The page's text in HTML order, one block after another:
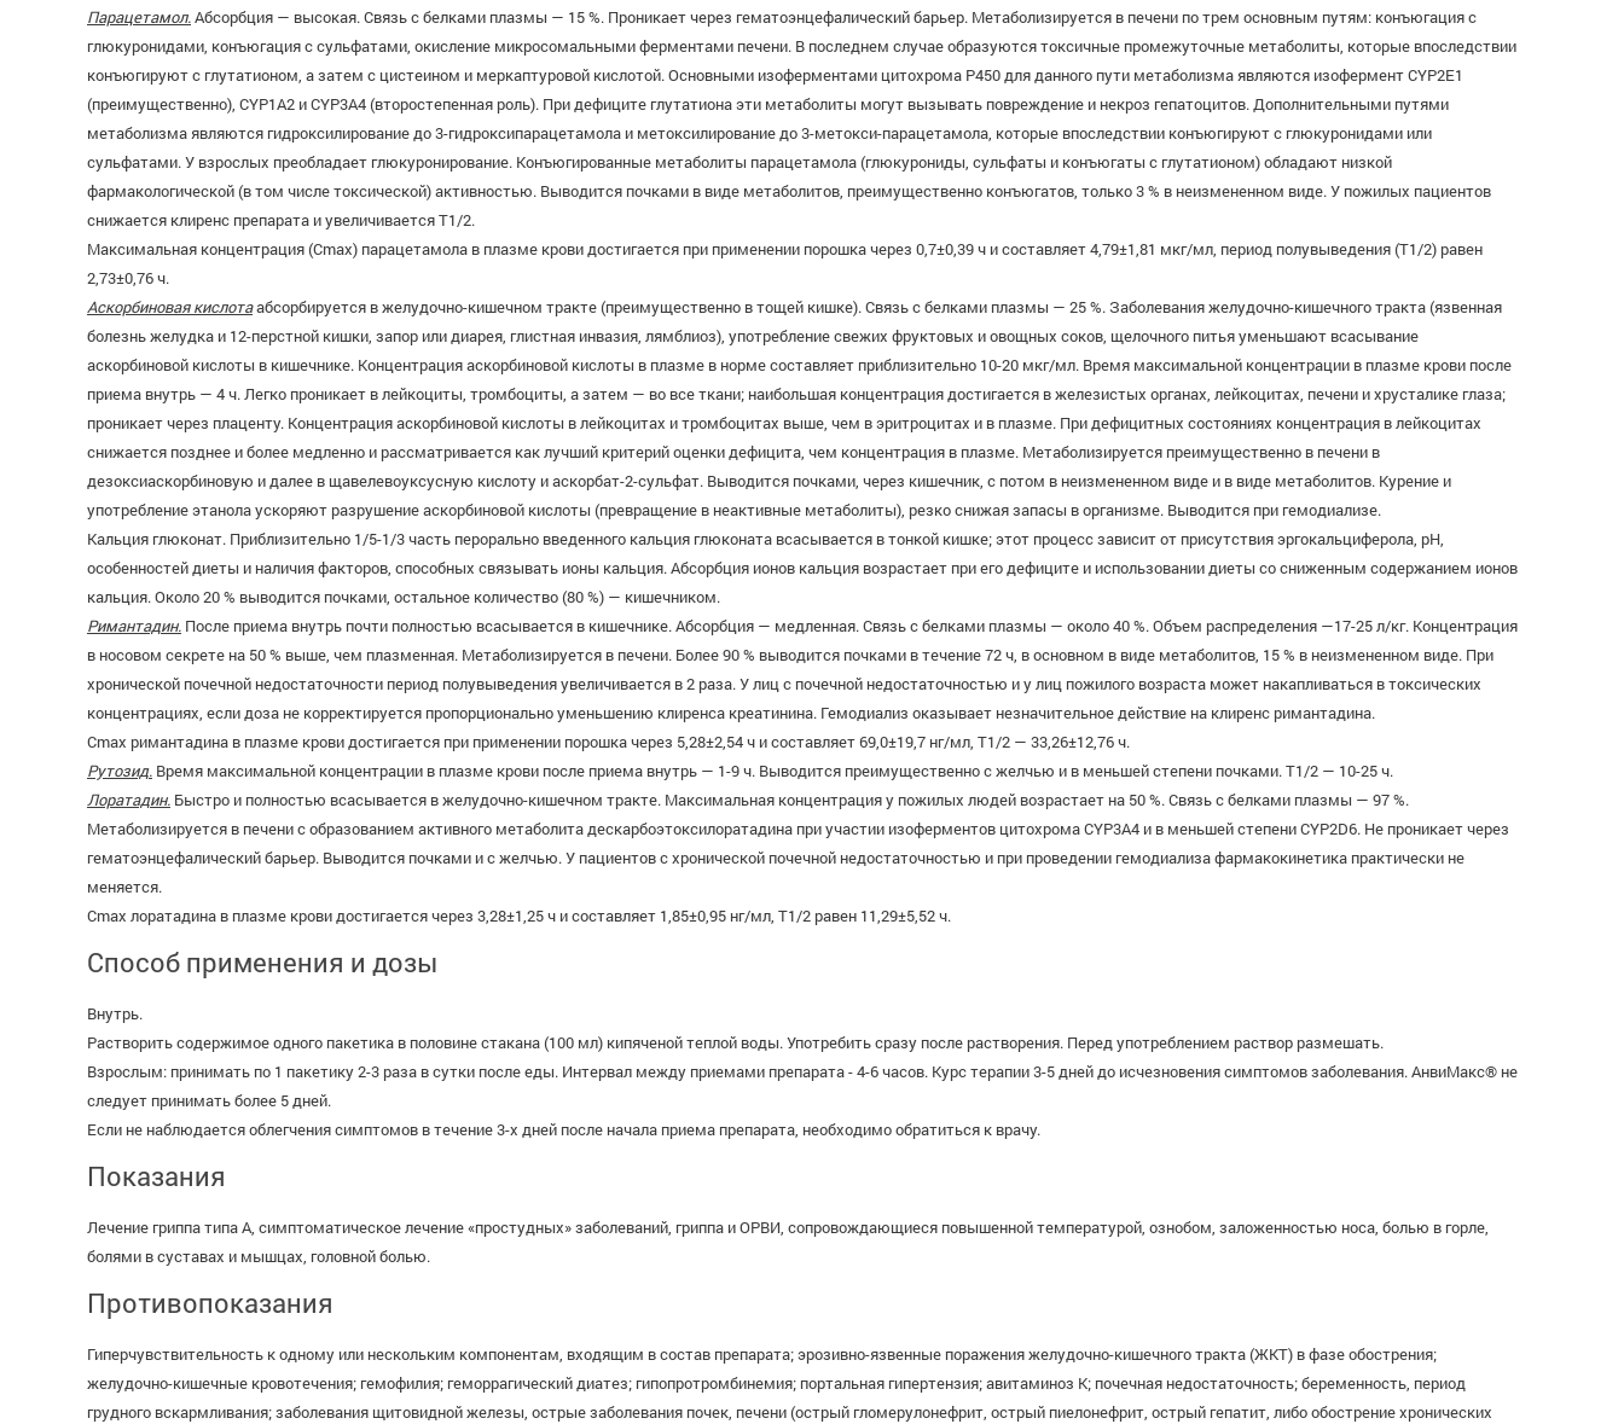
Парацетамол.Абсорбция — высокая. Связь с белками плазмы — 15 %. Проникает через гематоэнцефалический барьер. Метаболизируется в печени по трем основным путям: конъюгация с
глюкуронидами, конъюгация с сульфатами, окисление микросомальными ферментами печени. В последнем случае образуются токсичные промежуточные метаболиты, которые впоследствии
конъюгируют с глутатионом, а затем с цистеином и меркаптуровой кислотой. Основными изоферментами цитохрома Р450 для данного пути метаболизма являются изофермент CYP2E1
(преимущественно), CYP1A2 и CYP3A4 (второстепенная роль). При дефиците глутатиона эти метаболиты могут вызывать повреждение и некроз гепатоцитов. Дополнительными путями
метаболизма являются гидроксилирование до 3-гидроксипарацетамола и метоксилирование до 3-метокси-парацетамола, которые впоследствии конъюгируют с глюкуронидами или
сульфатами. У взрослых преобладает глюкуронирование. Конъюгированные метаболиты парацетамола (глюкурониды, сульфаты и конъюгаты с глутатионом) обладают низкой
фармакологической (в том числе токсической) активностью. Выводится почками в виде метаболитов, преимущественно конъюгатов, только 3 % в неизмененном виде. У пожилых пациентов
снижается клиренс препарата и увеличивается T1/2.
Максимальная концентрация (Cmax) парацетамола в плазме крови достигается при применении порошка через 0,7±0,39 ч и составляет 4,79±1,81 мкг/мл, период полувыведения (T1/2) равен
2,73±0,76 ч.
Аскорбиновая кислотаабсорбируется в желудочно-кишечном тракте (преимущественно в тощей кишке). Связь с белками плазмы — 25 %. Заболевания желудочно-кишечного тракта (язвенная
болезнь желудка и 12-перстной кишки, запор или диарея, глистная инвазия, лямблиоз), употребление свежих фруктовых и овощных соков, щелочного питья уменьшают всасывание
аскорбиновой кислоты в кишечнике. Концентрация аскорбиновой кислоты в плазме в норме составляет приблизительно 10-20 мкг/мл. Время максимальной концентрации в плазме крови после
приема внутрь — 4 ч. Легко проникает в лейкоциты, тромбоциты, а затем — во все ткани; наибольшая концентрация достигается в железистых органах, лейкоцитах, печени и хрусталике глаза;
проникает через плаценту. Концентрация аскорбиновой кислоты в лейкоцитах и тромбоцитах выше, чем в эритроцитах и в плазме. При дефицитных состояниях концентрация в лейкоцитах
снижается позднее и более медленно и рассматривается как лучший критерий оценки дефицита, чем концентрация в плазме. Метаболизируется преимущественно в печени в
дезоксиаскорбиновую и далее в щавелевоуксусную кислоту и аскорбат-2-сульфат. Выводится почками, через кишечник, с потом в неизмененном виде и в виде метаболитов. Курение и
употребление этанола ускоряют разрушение аскорбиновой кислоты (превращение в неактивные метаболиты), резко снижая запасы в организме. Выводится при гемодиализе.
Кальция глюконат. Приблизительно 1/5-1/3 часть перорально введенного кальция глюконата всасывается в тонкой кишке; этот процесс зависит от присутствия эргокальциферола, pH,
особенностей диеты и наличия факторов, способных связывать ионы кальция. Абсорбция ионов кальция возрастает при его дефиците и использовании диеты со сниженным содержанием ионов
кальция. Около 20 % выводится почками, остальное количество (80 %) — кишечником.
Римантадин. После приема внутрь почти полностью всасывается в кишечнике. Абсорбция — медленная. Связь с белками плазмы — около 40 %. Объем распределения —17-25 л/кг. Концентрация
в носовом секрете на 50 % выше, чем плазменная. Метаболизируется в печени. Более 90 % выводится почками в течение 72 ч, в основном в виде метаболитов, 15 % в неизмененном виде. При
хронической почечной недостаточности период полувыведения увеличивается в 2 раза. У лиц с почечной недостаточностью и у лиц пожилого возраста может накапливаться в токсических
концентрациях, если доза не корректируется пропорционально уменьшению клиренса креатинина. Гемодиализ оказывает незначительное действие на клиренс римантадина.
Cmax римантадина в плазме крови достигается при применении порошка через 5,28±2,54 ч и составляет 69,0±19,7 нг/мл, T1/2 — 33,26±12,76 ч.
Рутозид. Время максимальной концентрации в плазме крови после приема внутрь — 1-9 ч. Выводится преимущественно с желчью и в меньшей степени почками. T1/2 — 10-25 ч.
Лоратадин. Быстро и полностью всасывается в желудочно-кишечном тракте. Максимальная концентрация у пожилых людей возрастает на 50 %. Связь с белками плазмы — 97 %.
Метаболизируется в печени с образованием активного метаболита дескарбоэтоксилоратадина при участии изоферментов цитохрома CYP3A4 и в меньшей степени CYP2D6. Не проникает через
гематоэнцефалический барьер. Выводится почками и с желчью. У пациентов с хронической почечной недостаточностью и при проведении гемодиализа фармакокинетика практически не
меняется.
Cmax лоратадина в плазме крови достигается через 3,28±1,25 ч и составляет 1,85±0,95 нг/мл, T1/2 равен 11,29±5,52 ч.
Способ применения и дозы
Внутрь.
Растворить содержимое одного пакетика в половине стакана (100 мл) кипяченой теплой воды. Употребить сразу после растворения. Перед употреблением раствор размешать.
Взрослым: принимать по 1 пакетику 2-3 раза в сутки после еды. Интервал между приемами препарата - 4-6 часов. Курс терапии 3-5 дней до исчезновения симптомов заболевания. АнвиМакс® не
следует принимать более 5 дней.
Если не наблюдается облегчения симптомов в течение 3-х дней после начала приема препарата, необходимо обратиться к врачу.
Показания
Лечение гриппа типа А, симптоматическое лечение «простудных» заболеваний, гриппа и ОРВИ, сопровождающиеся повышенной температурой, ознобом, заложенностью носа, болью в горле,
болями в суставах и мышцах, головной болью.
Противопоказания
Гиперчувствительность к одному или нескольким компонентам, входящим в состав препарата; эрозивно-язвенные поражения желудочно-кишечного тракта (ЖКТ) в фазе обострения;
желудочно-кишечные кровотечения; гемофилия; геморрагический диатез; гипопротромбинемия; портальная гипертензия; авитаминоз К; почечная недостаточность; беременность, период
грудного вскармливания; заболевания щитовидной железы, острые заболевания почек, печени (острый гломерулонефрит, острый пиелонефрит, острый гепатит, либо обострение хронических